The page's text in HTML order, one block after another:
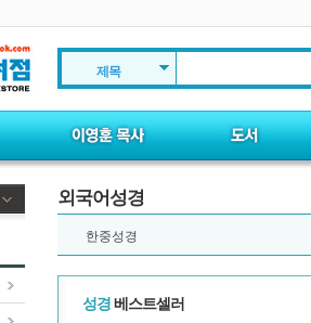
제목
외국어성경
한중성경
성경 베스트셀러